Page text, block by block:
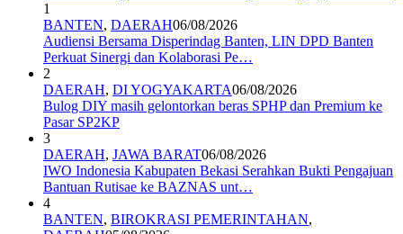
1
BANTEN, DAERAH06/08/2026
Audiensi Bersama Disperindag Banten, LIN DPD Banten
Perkuat Sinergi dan Kolaborasi Pe…
2
DAERAH, DI YOGYAKARTA06/08/2026
Bulog DIY masih gelontorkan beras SPHP dan Premium ke
Pasar SP2KP
3
DAERAH, JAWA BARAT06/08/2026
IWO Indonesia Kabupaten Bekasi Serahkan Bukti Pengajuan
Bantuan Rutisae ke BAZNAS unt…
4
BANTEN, BIROKRASI PEMERINTAHAN,